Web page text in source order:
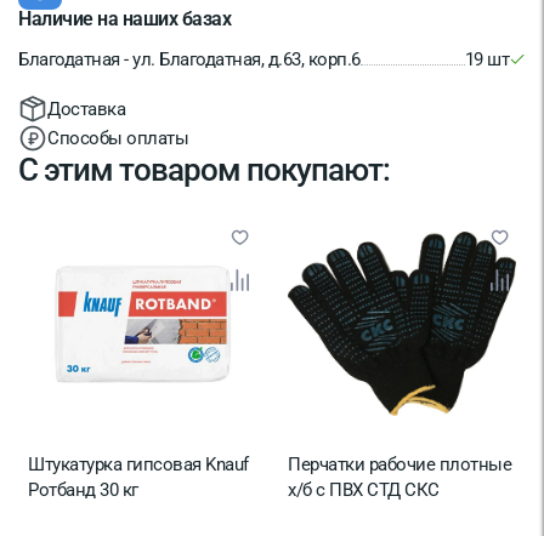
Наличие на наших базах
Благодатная - ул. Благодатная, д.63, корп.6 19 шт
Доставка
Способы оплаты
С этим товаром покупают:
Штукатурка гипсовая Knauf
Ротбанд 30 кг
Перчатки рабочие плотные
х/б с ПВХ СТД СКС